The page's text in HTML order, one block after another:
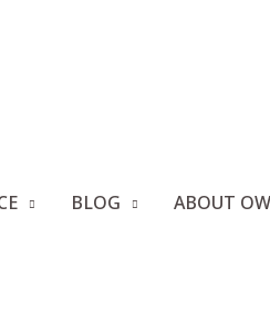
BLOG ABOUT
for Girls